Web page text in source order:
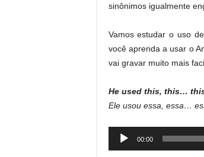
sinônimos igualmente
Vamos estudar o uso
você aprenda a usar o
vai gravar muito mais
He used this, this…
Ele usou essa, essa…
Audio
00:00